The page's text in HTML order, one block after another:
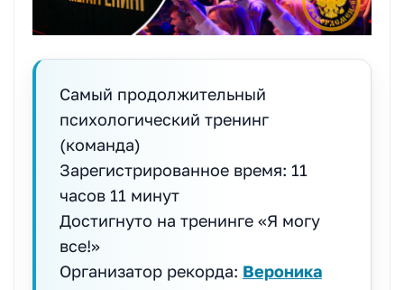
Самый продолжительный
психологический тренинг
(команда)
Зарегистрированное время: 11
часов 11 минут
Достигнуто на тренинге «Я могу
все!»
Организатор рекорда: Вероника